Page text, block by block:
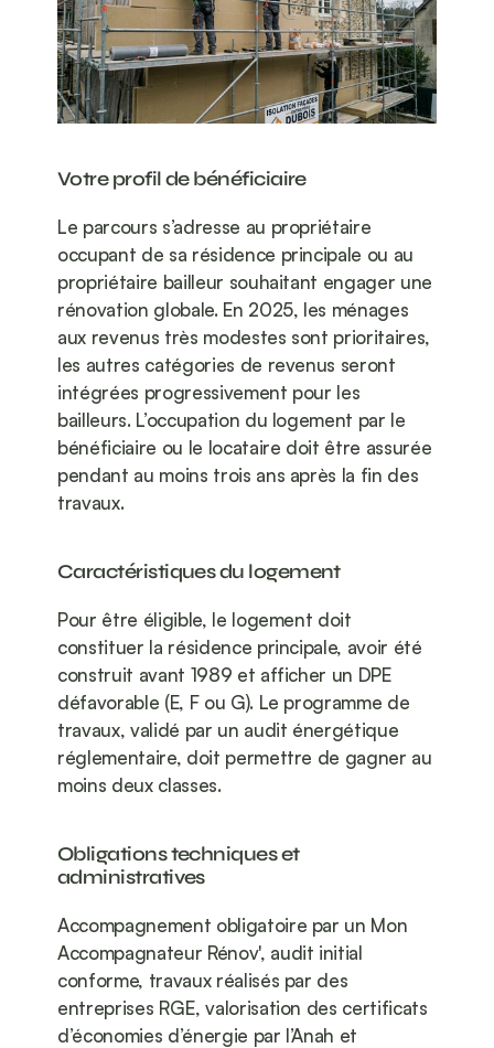
Votre profil de bénéficiaire
Le parcours s’adresse au propriétaire
occupant de sa résidence principale ou au
propriétaire bailleur souhaitant engager une
rénovation globale. En 2025, les ménages
aux revenus très modestes sont prioritaires,
les autres catégories de revenus seront
intégrées progressivement pour les
bailleurs. L’occupation du logement par le
bénéficiaire ou le locataire doit être assurée
pendant au moins trois ans après la fin des
travaux.
Caractéristiques du logement
Pour être éligible, le logement doit
constituer la résidence principale, avoir été
construit avant 1989 et afficher un DPE
défavorable (E, F ou G). Le programme de
travaux, validé par un audit énergétique
réglementaire, doit permettre de gagner au
moins deux classes.
Obligations techniques et
administratives
Accompagnement obligatoire par un Mon
Accompagnateur Rénov', audit initial
conforme, travaux réalisés par des
entreprises RGE, valorisation des certificats
d’économies d’énergie par l’Anah et